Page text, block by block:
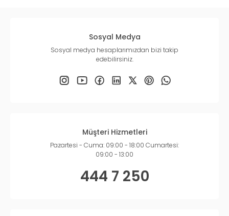
Sosyal Medya
Sosyal medya hesaplarımızdan bizi takip
edebilirsiniz.
Müşteri Hizmetleri
Pazartesi - Cuma: 09:00 - 18:00 Cumartesi:
09:00 - 13:00
444 7 250